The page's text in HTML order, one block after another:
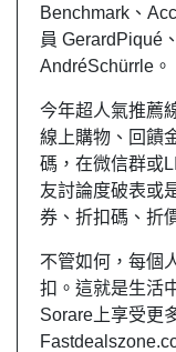
Benchmark、
員 GerardPiqué
AndréSchürrle。
今年超人氣推薦
線上購物、回饋
碼，在微信群或
友討論度破表或
券、折扣碼、折
不管如何，每個
扣。這就是生活
Sorare上享受更